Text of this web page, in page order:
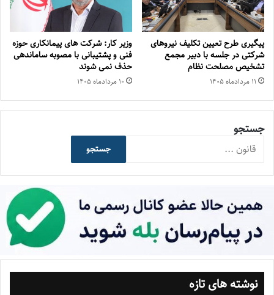
پیگیری طرح تعیین تکلیف نیروهای
شرکتی در جلسه با دبیر مجمع
تشخیص مصلحت نظام
۱۱ مرداد‌ماه ۱۴۰۵
وزیر کار: شرکت های پیمانکاری حوزه
فنی و پشتیبانی با مصوبه ساماندهی
حذف نمی شوند
۱۰ مرداد‌ماه ۱۴۰۵
جستجو
جستجو
نوشته های تازه